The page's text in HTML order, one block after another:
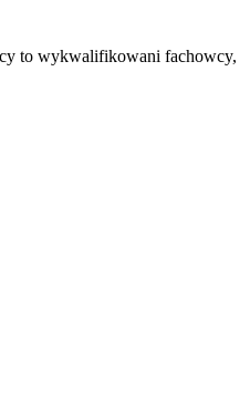
to wykwalifikowani fachowcy,